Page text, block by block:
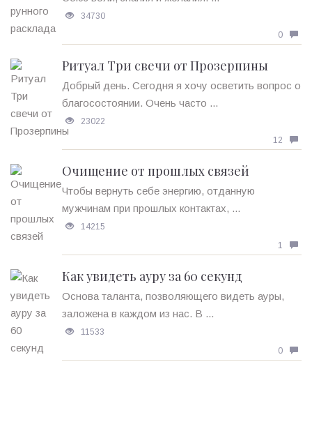
34730
0
Ритуал Три свечи от Прозерпины
Добрый день. Сегодня я хочу осветить вопрос о
благосостоянии. Очень часто ...
23022
12
Очищение от прошлых связей
Чтобы вернуть себе энергию, отданную
мужчинам при прошлых контактах, ...
14215
1
Как увидеть ауру за 60 секунд
Основа таланта, позволяющего видеть ауры,
заложена в каждом из нас. В ...
11533
0